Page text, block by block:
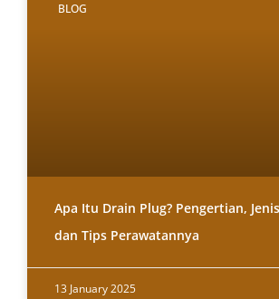
BLOG
Apa Itu Drain Plug? Pengertian,
dan Tips Perawatannya
13 January 2025